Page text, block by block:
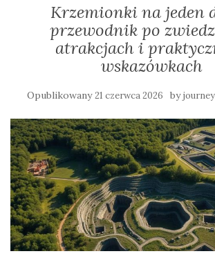
Krzemionki na jeden
przewodnik po
atrakcjach i
wskazówkach
Opublikowany21 czerwca 2026 by